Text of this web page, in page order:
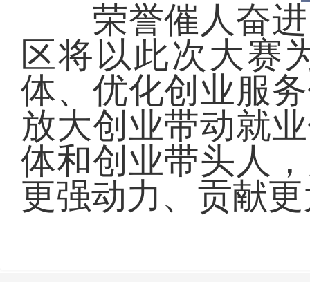
荣誉催人奋进
区将以此次大赛
体、优化创业服
放大创业带动就
体和创业带头人
更强动力、贡献